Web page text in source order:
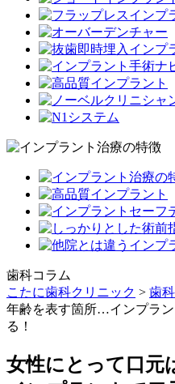
歯科コラム
こたに歯科クリニック > 歯
年齢を表す箇所…インプラ
る！
女性にとって口元